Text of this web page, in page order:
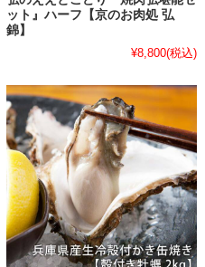
ット』ハーフ【京のお肉処 弘
錦】
¥8,800(税込)